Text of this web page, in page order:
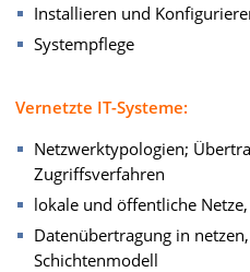
Installieren und
Systempflege
Vernetzte IT-Systeme:
Netzwerktypologien;
Zugriffsverfahren
lokale und öffentliche
Datenübertragung in
Schichtenmodell